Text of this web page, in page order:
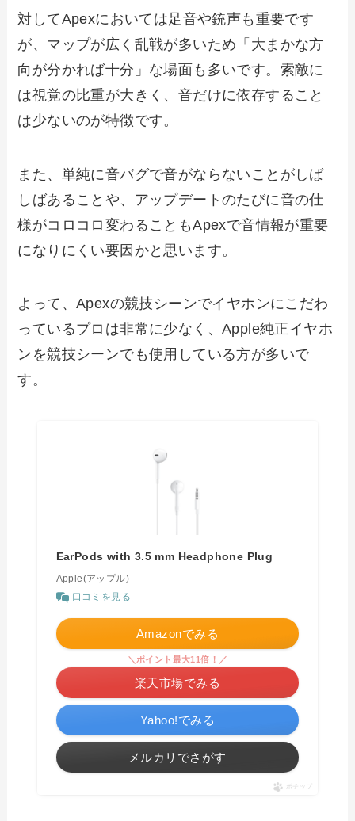
対してApexにおいては足音や銃声も重要です
が、マップが広く乱戦が多いため「大まかな方
向が分かれば十分」な場面も多いです。索敵に
は視覚の比重が大きく、音だけに依存すること
は少ないのが特徴です。
また、単純に音バグで音がならないことがしば
しばあることや、アップデートのたびに音の仕
様がコロコロ変わることもApexで音情報が重要
になりにくい要因かと思います。
よって、Apexの競技シーンでイヤホンにこだわ
っているプロは非常に少なく、Apple純正イヤホ
ンを競技シーンでも使用している方が多いで
す。
EarPods with 3.5 mm Headphone Plug
Apple(アップル)
口コミを見る
Amazonでみる
＼ポイント最大11倍！／
楽天市場でみる
Yahoo!でみる
メルカリでさがす
ポチップ